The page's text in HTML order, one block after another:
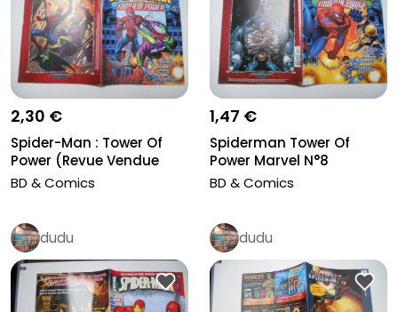
2,30 €
Spider-Man : Tower Of
Power (Revue Vendue
Seule, S...
BD & Comics
1,47 €
Spiderman Tower Of
Power Marvel N°8
BD & Comics
dudu dudu